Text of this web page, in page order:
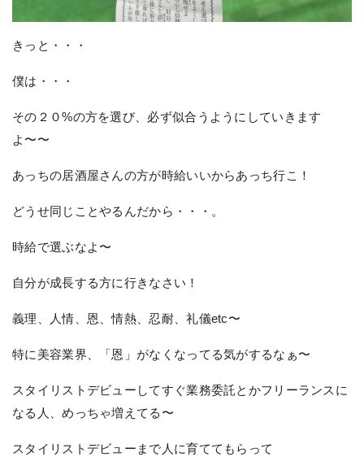
きっと・・・
僕は・・・
その２０%の方を選び、必ず似合うようにしていきます
よ〜〜
あっちの居酒屋さんの方が時給いいからあっち行こ！
どうせ同じことやるんだから・・・。
時給で選ぶなよ〜
自分が成長する方に行きなさい！
義理、人情、恩、情熱、忍耐、礼儀etc〜
特に美容業界、「恩」がなくなってる気がするなぁ〜
スタイリストデビューしてすぐ業務委託とかフリーランスに
なる人、めっちゃ増えてる〜
スタイリストデビューまで人に育ててもらって